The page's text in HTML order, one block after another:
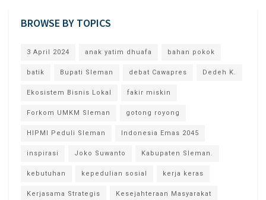
BROWSE BY TOPICS
3 April 2024 anak yatim dhuafa bahan pokok
batik Bupati Sleman debat Cawapres Dedeh K.
Ekosistem Bisnis Lokal fakir miskin
Forkom UMKM Sleman gotong royong
HIPMI Peduli Sleman Indonesia Emas 2045
inspirasi Joko Suwanto Kabupaten Sleman.
kebutuhan kepedulian sosial kerja keras
Kerjasama Strategis Kesejahteraan Masyarakat